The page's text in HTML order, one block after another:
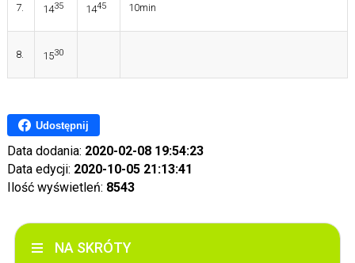
7. 1435 1445 10min
8. 1530
Udostępnij
Data dodania: 2020-02-08 19:54:23
Data edycji: 2020-10-05 21:13:41
Ilość wyświetleń: 8543
NA SKRÓTY